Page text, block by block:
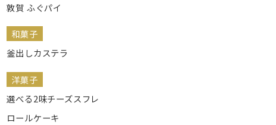
敦賀 ふぐパイ
和菓子
釜出しカステラ
洋菓子
選べる2味チーズスフレ
ロールケーキ